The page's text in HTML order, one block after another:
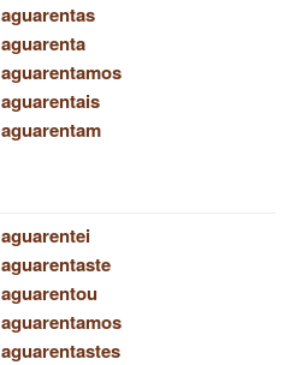
aguarentas
aguarenta
aguarentamos
aguarentais
aguarentam
aguarentei
aguarentaste
aguarentou
aguarentamos
aguarentastes